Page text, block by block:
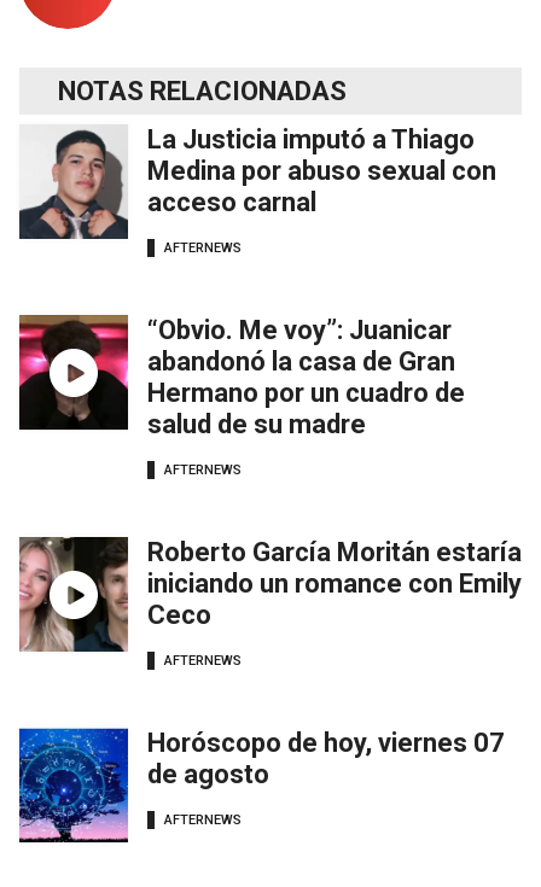
NOTAS RELACIONADAS
La Justicia imputó a Thiago
Medina por abuso sexual con
acceso carnal
AFTERNEWS
“Obvio. Me voy”: Juanicar
abandonó la casa de Gran
Hermano por un cuadro de
salud de su madre
AFTERNEWS
Roberto García Moritán estaría
iniciando un romance con Emily
Ceco
AFTERNEWS
Horóscopo de hoy, viernes 07
de agosto
AFTERNEWS